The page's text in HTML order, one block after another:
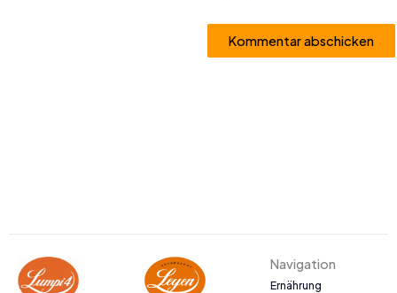
Navigation
Ernährung